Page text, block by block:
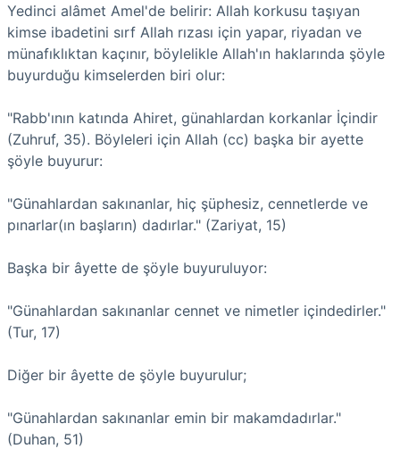
Yedinci alâmet Amel'de belirir: Allah korkusu taşıyan
kimse ibadetini sırf Allah rızası için yapar, riyadan ve
münafıklıktan kaçınır, böylelikle Allah'ın haklarında şöyle
buyurduğu kimselerden biri olur:
"Rabb'ının katında Ahiret, günahlardan korkanlar İçindir
(Zuhruf, 35). Böyleleri için Allah (cc) başka bir ayette
şöyle buyurur:
"Günahlardan sakınanlar, hiç şüphesiz, cennetlerde ve
pınarlar(ın başların) dadırlar." (Zariyat, 15)
Başka bir âyette de şöyle buyuruluyor:
"Günahlardan sakınanlar cennet ve nimetler içindedirler."
(Tur, 17)
Diğer bir âyette de şöyle buyurulur;
"Günahlardan sakınanlar emin bir makamdadırlar."
(Duhan, 51)